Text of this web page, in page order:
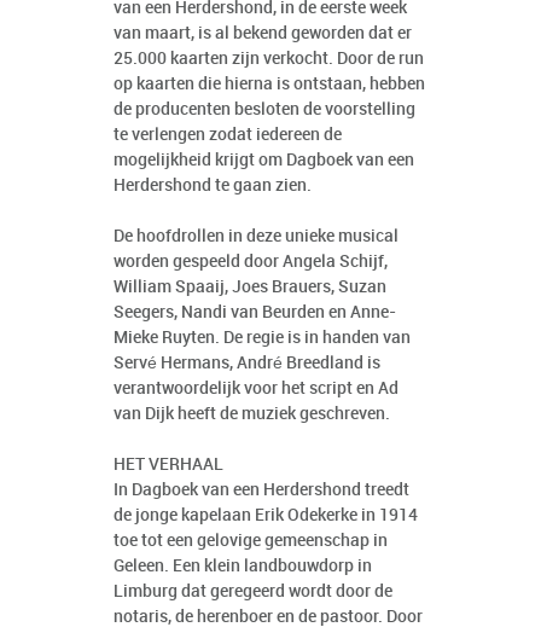
van een Herdershond, in de eerste week
van maart, is al bekend geworden dat er
25.000 kaarten zijn verkocht. Door de run
op kaarten die hierna is ontstaan, hebben
de producenten besloten de voorstelling
te verlengen zodat iedereen de
mogelijkheid krijgt om Dagboek van een
Herdershond te gaan zien.
De hoofdrollen in deze unieke musical
worden gespeeld door Angela Schijf,
William Spaaij, Joes Brauers, Suzan
Seegers, Nandi van Beurden en Anne-
Mieke Ruyten. De regie is in handen van
Servé Hermans, André Breedland is
verantwoordelijk voor het script en Ad
van Dijk heeft de muziek geschreven.
HET VERHAAL
In Dagboek van een Herdershond treedt
de jonge kapelaan Erik Odekerke in 1914
toe tot een gelovige gemeenschap in
Geleen. Een klein landbouwdorp in
Limburg dat geregeerd wordt door de
notaris, de herenboer en de pastoor. Door